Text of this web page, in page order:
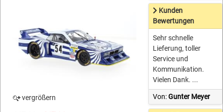
vergrößern
Kunden
Bewertungen
Sehr schnelle
Lieferung, toller
Service und
Kommunikation.
Vielen Dank. ...
Von:Gunter Meyer